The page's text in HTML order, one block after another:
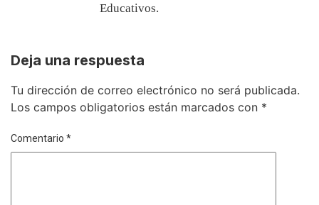
Educativos.
Deja una respuesta
Tu dirección de correo electrónico no será publicada.
Los campos obligatorios están marcados con *
Comentario *